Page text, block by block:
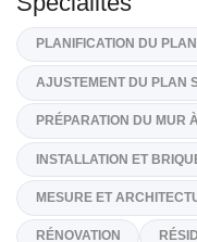
C.P. 245, Succ. A,
(418) 731-0621
Sur Demande
Spécialités
PLANIFICATION DU